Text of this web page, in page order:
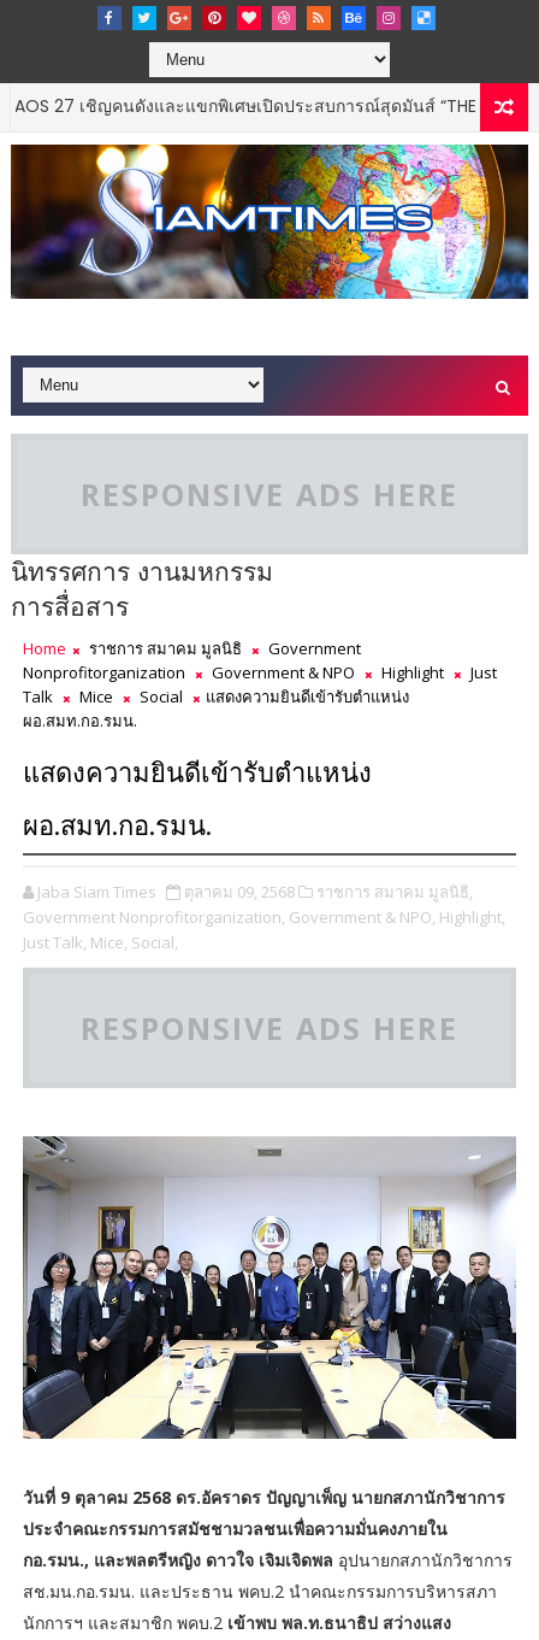
คนดังและแขกพิเศษเปิดประสบการณ์สุดมันส์ “THE CODECHAOS
RESPONSIVE ADS HERE
นิทรรศการ งานมหกรรม
การสื่อสาร
Home ราชการ สมาคม มูลนิธิ
Government
Nonprofitorganization
Government & NPO Highlight
Just
Talk
Mice Social
แสดงความยินดีเข้ารับตำแหน่ง
ผอ.สมท.กอ.รมน.
แสดงความยินดีเข้ารับตำแหน่ง
ผอ.สมท.กอ.รมน.
Jaba Siam Times ตุลาคม 09, 2568
ราชการ สมาคม มูลนิธิ,
Government Nonprofitorganization, Government & NPO, Highlight,
Just Talk, Mice, Social,
RESPONSIVE ADS HERE
วันที่ 9 ตุลาคม 2568 ดร.อัคราดร ปัญญาเพ็ญ นายกสภานักวิชาการ
ประจำคณะกรรมการสมัชชามวลชนเพื่อความมั่นคงภายใน
กอ.รมน., และพลตรีหญิง ดาวใจ เจิมเจิดพล อุปนายกสภานักวิชาการ
สช.มน.กอ.รมน. และประธาน พคบ.2 นำคณะกรรมการบริหารสภา
นักการฯ และสมาชิก พคบ.2 เข้าพบ พล.ท.ธนาธิป สว่างแสง